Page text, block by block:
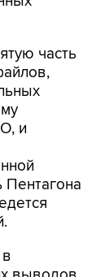
часть
и